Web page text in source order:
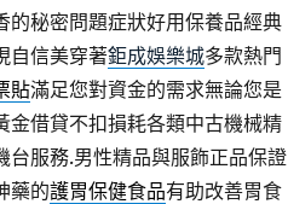
的秘密問題症狀好用保養品經典
自信美穿著鉅成娛樂城多款熱門
貼滿足您對資金的需求無論您是
金借貸不扣損耗各類中古機械精
台服務.男性精品與服飾正品保證
藥的護胃保健食品有助改善胃食